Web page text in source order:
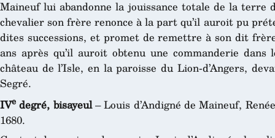
Maineuf lui abandonne la jouissance totale de la terre
chevalier son frère renonce à la part qu’il auroit pu
dites successions, et promet de remettre à son dit
ans après qu’il auroit obtenu une commanderie
château de l’Isle, en la paroisse du Lion-d’Angers,
Segré.
IVe degré, bisayeul– Louis d’Andigné de Maineuf,
1680.